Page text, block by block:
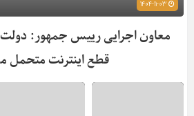
معاون اجرایی رییس جمهور: دولت
قطع اینترنت متحمل